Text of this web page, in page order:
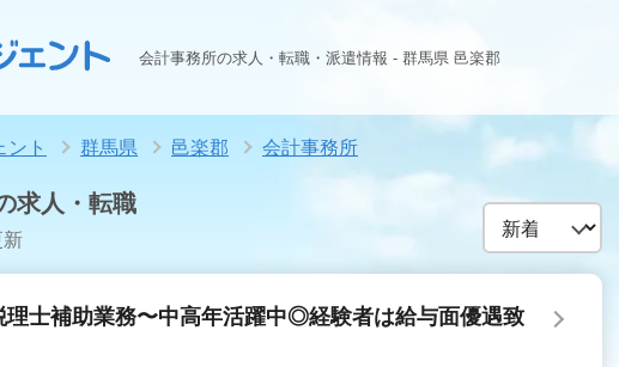
会計事務所の求人・転職・派遣情報 - 群馬県 邑楽郡
ント 群馬県 邑楽郡 会計事務所
求人・転職
新
理士補助業務〜中高年活躍中◎経験者は給与面優遇致